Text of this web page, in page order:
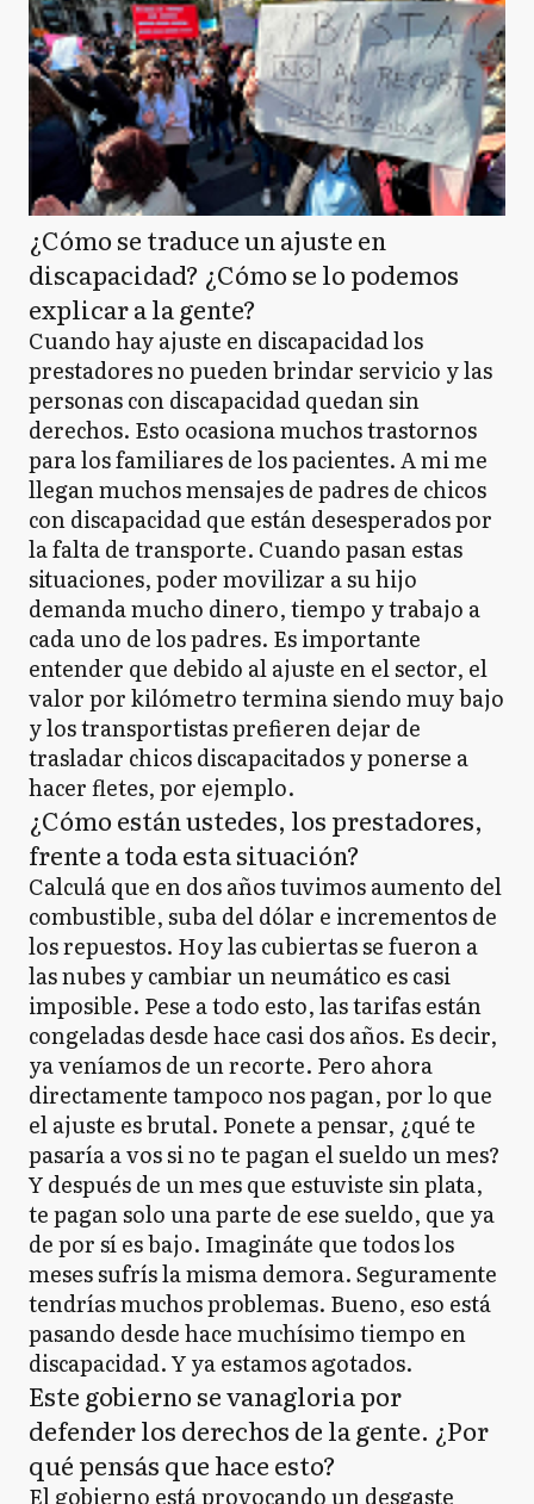
¿Cómo se traduce un ajuste en
discapacidad? ¿Cómo se lo podemos
explicar a la gente?
Cuando hay ajuste en discapacidad los
prestadores no pueden brindar servicio y las
personas con discapacidad quedan sin
derechos. Esto ocasiona muchos trastornos
para los familiares de los pacientes. A mi me
llegan muchos mensajes de padres de chicos
con discapacidad que están desesperados por
la falta de transporte. Cuando pasan estas
situaciones, poder movilizar a su hijo
demanda mucho dinero, tiempo y trabajo a
cada uno de los padres. Es importante
entender que debido al ajuste en el sector, el
valor por kilómetro termina siendo muy bajo
y los transportistas prefieren dejar de
trasladar chicos discapacitados y ponerse a
hacer fletes, por ejemplo.
¿Cómo están ustedes, los prestadores,
frente a toda esta situación?
Calculá que en dos años tuvimos aumento del
combustible, suba del dólar e incrementos de
los repuestos. Hoy las cubiertas se fueron a
las nubes y cambiar un neumático es casi
imposible. Pese a todo esto, las tarifas están
congeladas desde hace casi dos años. Es decir,
ya veníamos de un recorte. Pero ahora
directamente tampoco nos pagan, por lo que
el ajuste es brutal. Ponete a pensar, ¿qué te
pasaría a vos si no te pagan el sueldo un mes?
Y después de un mes que estuviste sin plata,
te pagan solo una parte de ese sueldo, que ya
de por sí es bajo. Imagináte que todos los
meses sufrís la misma demora. Seguramente
tendrías muchos problemas. Bueno, eso está
pasando desde hace muchísimo tiempo en
discapacidad. Y ya estamos agotados.
Este gobierno se vanagloria por
defender los derechos de la gente. ¿Por
qué pensás que hace esto?
El gobierno está provocando un desgaste